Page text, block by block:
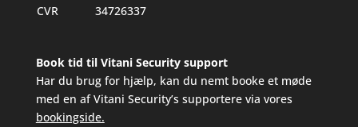
CVR
34726337
Book tid til Vitani Security support
Har du brug for hjælp, kan du nemt booke et møde
med en af Vitani Security’s supportere via vores
bookingside.